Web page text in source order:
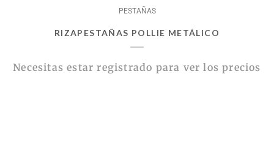
PESTAÑAS
RIZAPESTAÑAS POLLIE METÁLICO
Necesitas estar registrado para ver los precios